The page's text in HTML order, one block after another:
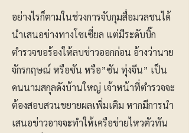
อย่างไรก็ตามในช่วงการจับกุมสื่อมวลชนได้
นำเสนอข่างทางโซเซี่ยล แต่มีระดับบิ๊ก
ตำรวจขอร้องให้ลบข่าวออกก่อน อ้างว่านาย
จักรกฤษณ์ หรือซัน หรือ”ซัน ทุ่งจีน” เป็น
คนนามสกุลดังบ้านใหญ่ เจ้าหน้าที่ตำรวจจะ
ต้องสอบสวนขยายผลเพิ่มเติม หากมีการนำ
เสนอข่าวอาจจะทำให้เครือข่ายไหวตัวทัน